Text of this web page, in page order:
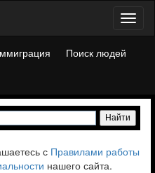
Поиск людей
с Правилами работы
нашего сайта.